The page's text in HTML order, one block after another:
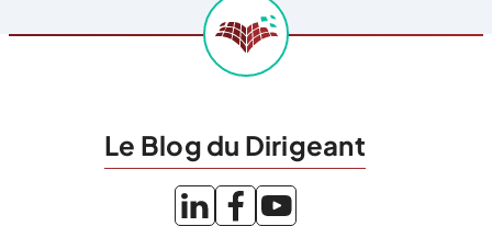
Le Blog du Dirigeant